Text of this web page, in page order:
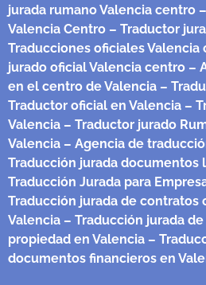
jurada rumano Valencia centro
Valencia Centro – Traductor
Traducciones oficiales Valencia
jurado oficial Valencia centro –
en el centro de Valencia –
Traductor oficial en Valencia –
Valencia – Traductor jurado
Valencia – Agencia de
Traducción jurada documentos
Traducción Jurada para
Traducción jurada de contratos
Valencia – Traducción jurada
propiedad en Valencia –
documentos financieros en